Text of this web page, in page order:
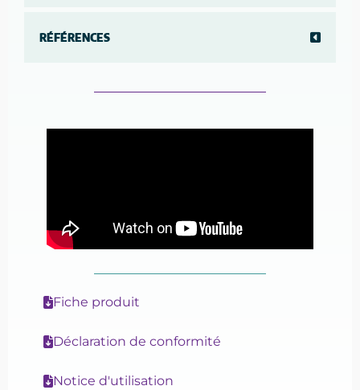
RÉFÉRENCES
Fiche produit
Déclaration de conformité
Notice d'utilisation